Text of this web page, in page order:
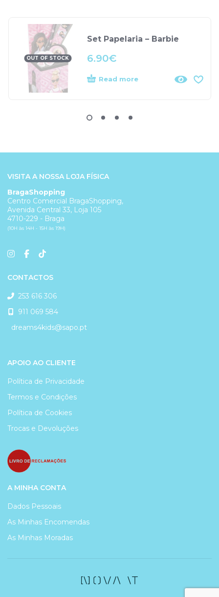
OUT OF STOCK
Set Papelaria – Barbie
6.90€
Read more
VISITA A NOSSA LOJA FÍSICA
BragaShopping
Centro Comercial BragaShopping,
Avenida Central 33, Loja 105
4710-229 - Braga
(10H às 14H - 15H às 19H)
CONTACTOS
253 616 306
911 069 584
dreams4kids@sapo.pt
APOIO AO CLIENTE
Política de Privacidade
Termos e Condições
Política de Cookies
Trocas e Devoluções
A MINHA CONTA
Dados Pessoais
As Minhas Encomendas
As Minhas Moradas